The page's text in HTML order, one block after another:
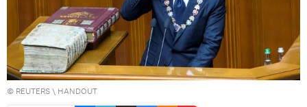
© REUTERS \ HANDOUT